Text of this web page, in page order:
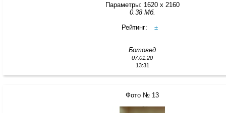
Параметры: 1620 x 2160
0.38 Мб.
Рейтинг:
±
Ботовед
07.01.20
13:31
Фото № 13